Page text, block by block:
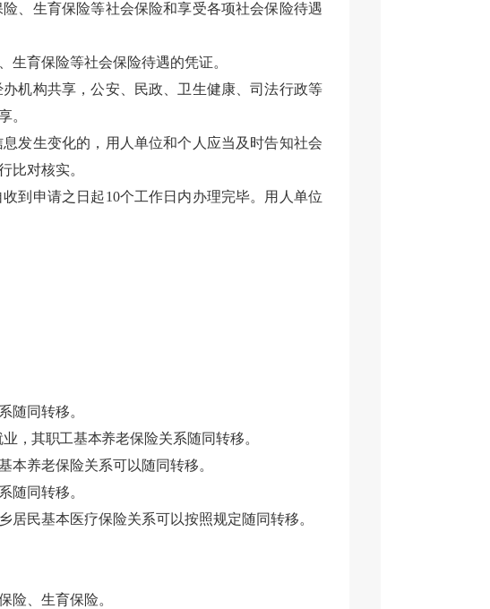
、生育保险等社会保险和享受各项社会保险待遇
生育保险等社会保险待遇的凭证。
机构共享，公安、民政、卫生健康、司法行政等
。
发生变化的，用人单位和个人应当及时告知社会
比对核实。
到申请之日起10个工作日内办理完毕。用人单位
随同转移。
，其职工基本养老保险关系随同转移。
养老保险关系可以随同转移。
随同转移。
民基本医疗保险关系可以按照规定随同转移。
险、生育保险。